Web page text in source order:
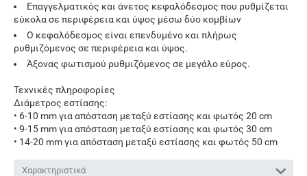
Επαγγελματικός και άνετος κεφαλόδεσμος που ρυθμίζεται
εύκολα σε περιφέρεια και ύψος μέσω δύο κομβίων
Ο κεφαλόδεσμος είναι επενδυμένο και πλήρως
ρυθμιζόμενος σε περιφέρεια και ύψος.
Άξονας φωτισμού ρυθμιζόμενος σε μεγάλο εύρος.
Τεχνικές πληροφορίες
Διάμετρος εστίασης:
• 6-10 mm για απόσταση μεταξύ εστίασης και φωτός 20 cm
• 9-15 mm για απόσταση μεταξύ εστίασης και φωτός 30 cm
• 14-20 mm για απόσταση μεταξύ εστίασης και φωτός 50 cm
Χαρακτηριστικά